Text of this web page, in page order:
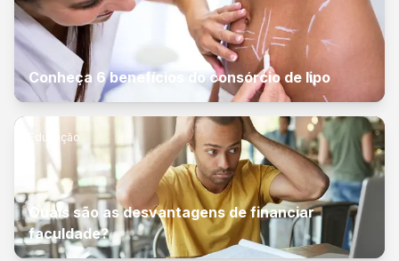
Conheça 6 benefícios do consórcio de lipo
Educação
Quais são as desvantagens de financiar
faculdade?